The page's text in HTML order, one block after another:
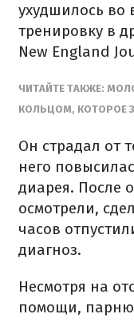
ухудшилось во
тренировку в
New England
ЧИТАЙТЕ ТАКЖЕ:
КОЛЬЦОМ, КОТОРОЕ
Он страдал от
него
диарея. После
осмотрели,
часов
диагноз.
Несмотря на
помощи, парню